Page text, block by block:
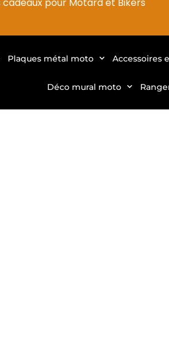
Plaques métal moto Accessoires
Déco mural moto